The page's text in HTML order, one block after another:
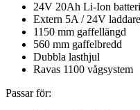
24V 20Ah Li-Ion batteri
Extern 5A / 24V laddare
1150 mm gaffellängd
560 mm gaffelbredd
Dubbla lasthjul
Ravas 1100 vågsystem
Passar för: